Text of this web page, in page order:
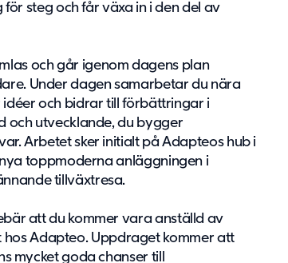
steg och får växa in i den del av
och går igenom dagens plan
Under dagen samarbetar du nära
och bidrar till förbättringar i
och utvecklande, du bygger
Arbetet sker initialt på Adapteos hub i
toppmoderna anläggningen i
tillväxtresa.
att du kommer vara anställd av
Adapteo. Uppdraget kommer att
mycket goda chanser till